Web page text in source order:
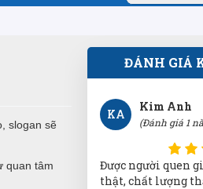
slogan sẽ
quan tâm
ĐÁNH GIÁ
KA
Kim Anh
(Đánh giá 1
Được người quen
thật, chất lượng